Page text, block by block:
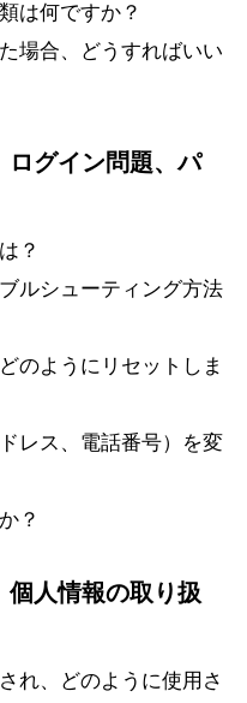
は何ですか？
場合、どうすればいい
ログイン問題、パ
？
ルシューティング方法
のようにリセットしま
レス、電話番号）を変
？
個人情報の取り扱
れ、どのように使用さ